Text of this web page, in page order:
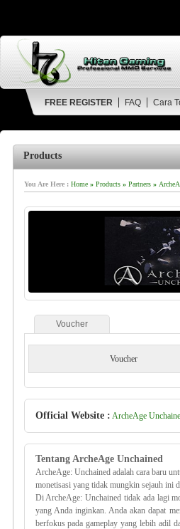
FREE REGISTER FAQ Cara
Products
You Are Here : Home» Products» Partners»
Voucher
Voucher
Official Website : ArcheAge
Tentang ArcheAge Unchained
ArcheAge: Unchained adalah cara baru
monetisasi yang tidak mungkin sejauh ini
Di ArcheAge: Unchained tidak ada lagi
yang Anda inginkan. Anda akan dapat
berfokus pada gameplay yang lebih adil